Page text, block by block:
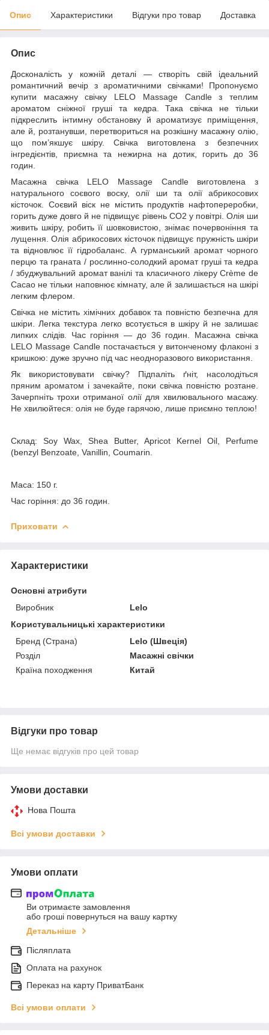
Опис Характеристики Відгуки про товар Доставка
Опис
Досконалість у кожній деталі — створіть свій ідеальний
романтичний вечір з ароматичними свічками! Пропонуємо
купити масажну свічку LELO Massage Candle з теплим
ароматом сніжної груші та кедра. Така свічка не тільки
підкреслить інтимну обстановку й ароматизує приміщення,
але й, розтанувши, перетвориться на розкішну масажну олію,
що пом’якшує шкіру. Свічка виготовлена з безпечних
інгредієнтів, приємна та нежирна на дотик, горить до 36
годин.
Масажна свічка LELO Massage Candle виготовлена з
натурального соєвого воску, олії ши та олії абрикосових
кісточок. Соєвий віск не містить продуктів нафтопереробки,
горить дуже довго й не підвищує рівень СО2 у повітрі. Олія ши
живить шкіру, робить її шовковистою, знімає почервоніння та
лущення. Олія абрикосових кісточок підвищує пружність шкіри
та відновлює її гідробаланс. А гурманський аромат чорного
перцю та граната / рослинно-солодкий аромат груші та кедра
/ збуджувальний аромат ванілі та класичного лікеру Crème de
Cacao не тільки наповнює кімнату, але й залишається на шкірі
легким флером.
Свічка не містить хімічних добавок та повністю безпечна для
шкіри. Легка текстура легко всотується в шкіру й не залишає
липких слідів. Час горіння — до 36 годин. Масажна свічка
LELO Massage Candle постачається у витонченому флаконі з
кришкою: дуже зручно під час неодноразового використання.
Як використовувати свічку? Підпаліть ґніт, насолодіться
пряним ароматом і зачекайте, поки свічка повністю розтане.
Зачерпніть трохи отриманої олії для хвилювального масажу.
Не хвилюйтеся: олія не буде гарячою, лише приємно теплою!
Склад: Soy Wax, Shea Butter, Apricot Kernel Oil, Perfume
(benzyl Benzoate, Vanillin, Coumarin.
Маса: 150 г.
Час горіння: до 36 годин.
Приховати
Характеристики
Основні атрибути
Виробник
Lelo
Користувальницькі характеристики
Бренд (Страна)
Lelo (Швеція)
Розділ
Масажні свічки
Країна походження
Китай
Відгуки про товар
Ще немає відгуків про цей товар
Умови доставки
Нова Пошта
Всі умови доставки
Умови оплати
Ви отримаєте замовлення
або гроші повернуться на вашу картку
Детальніше
Післяплата
Оплата на рахунок
Переказ на карту ПриватБанк
Всі умови оплати